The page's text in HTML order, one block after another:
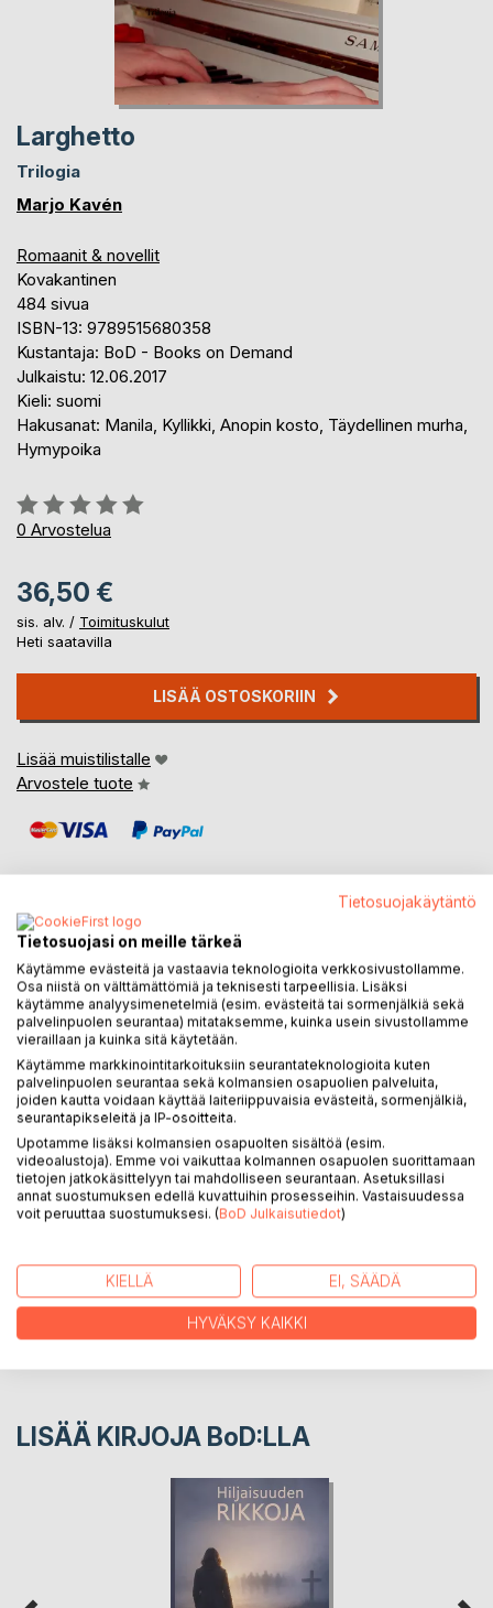
Larghetto
Trilogia
Marjo Kavén
Romaanit & novellit
Kovakantinen
484 sivua
ISBN-13: 9789515680358
Kustantaja: BoD - Books on Demand
Julkaistu: 12.06.2017
Kieli: suomi
Hakusanat: Manila, Kyllikki, Anopin kosto, Täydellinen murha,
Hymypoika
Arvostelu::
0%
0 Arvostelua
36,50 €
sis. alv. / Toimituskulut
Heti saatavilla
LISÄÄ OSTOSKORIIN
Lisää muistilistalle
Arvostele tuote
KUVAUS
Kirjan tapahtumat alkavat 1970-luvulla. Manila-nimisen
nuoren naisen unelma toteutuu, kun hän rakkaan
Malcolminsa kanssa perustaa perheen. Anoppi ei
kuitenkaan pidä poikansa vaimonvalinnasta ja siitä on
kohtalokkaat seuraukset.
KIRJAILIJA
LUKIJA-ARVOSTELUT
LISÄÄ KIRJOJA BoD:LLA
Tietosuojakäytäntö
Tietosuojasi on meille tärkeä
Käytämme evästeitä ja vastaavia teknologioita verkkosivustollamme.
Osa niistä on välttämättömiä ja teknisesti tarpeellisia. Lisäksi
käytämme analyysimenetelmiä (esim. evästeitä tai sormenjälkiä sekä
palvelinpuolen seurantaa) mitataksemme, kuinka usein sivustollamme
vieraillaan ja kuinka sitä käytetään.
Käytämme markkinointitarkoituksiin seurantateknologioita kuten
palvelinpuolen seurantaa sekä kolmansien osapuolien palveluita,
joiden kautta voidaan käyttää laiteriippuvaisia evästeitä, sormenjälkiä,
seurantapikseleitä ja IP-osoitteita.
Upotamme lisäksi kolmansien osapuolten sisältöä (esim.
videoalustoja). Emme voi vaikuttaa kolmannen osapuolen suorittamaan
tietojen jatkokäsittelyyn tai mahdolliseen seurantaan. Asetuksillasi
annat suostumuksen edellä kuvattuihin prosesseihin. Vastaisuudessa
voit peruuttaa suostumuksesi. (BoD Julkaisutiedot)
KIELLÄ EI, SÄÄDÄ
HYVÄKSY KAIKKI